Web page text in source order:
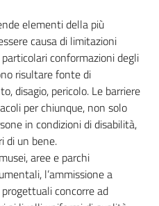
elementi della più
causa di limitazioni
conformazioni degli
risultare fonte di
disagio, pericolo. Le barriere
per chiunque, non solo
in condizioni di disabilità,
di un bene.
aree e parchi
l’ammissione a
concorre ad